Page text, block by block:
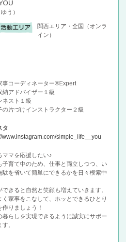
ゆう）
関西エリア・全国（オンラ
イン）
事コーディネーター®Expert
納アドバイザー１級
ネスト１級
の片づけインストラクター２級
タ
www.instagram.com/simple_life__you
ママを応援したい♪
子育て中のため、仕事と両立しつつ、い
駄を省いて簡単にできるかを日々模索中
できると自然と笑顔も増えていきます。
く家事をこなして、ホッとできるひとり
作りましょう！
暮らしを実現できるように誠実にサポー
。